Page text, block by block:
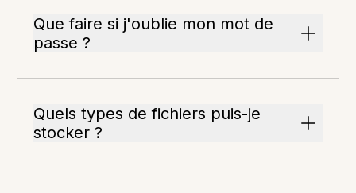
Que faire si j'oublie mon mot de
passe ?
Quels types de fichiers puis-je
stocker ?